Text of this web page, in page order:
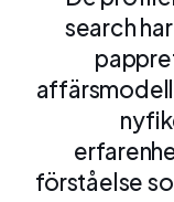
search
förståelse